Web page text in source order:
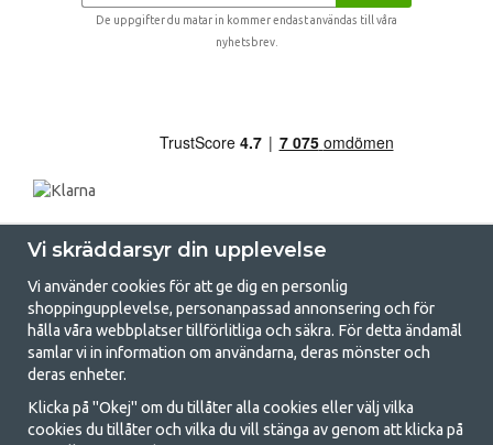
De uppgifter du matar in kommer endast användas till våra
nyhetsbrev.
GetCamping.se - Din butik för camping
och uteliv
Att campa kan antingen vara en livsstil eller ett sätt att samla familjen
Vi skräddarsyr din upplevelse
Vi använder cookies för att ge dig en personlig
shoppingupplevelse, personanpassad annonsering och för
hålla våra webbplatser tillförlitliga och säkra. För detta ändamål
samlar vi in information om användarna, deras mönster och
deras enheter.
Klicka på "Okej" om du tillåter alla cookies eller välj vilka
cookies du tillåter och vilka du vill stänga av genom att klicka på